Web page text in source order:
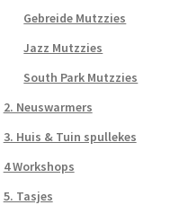
Gebreide Mutzzies
Jazz Mutzzies
South Park Mutzzies
2. Neuswarmers
3. Huis & Tuin spullekes
4 Workshops
5. Tasjes